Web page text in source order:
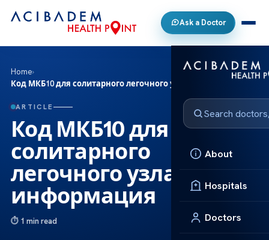
Ask a Doctor
About
Hospitals
Doctors
Home›
Код МКБ10 для солитарного легочного узла: информация
ARTICLE
Код МКБ10 для
солитарного
легочного узла:
информация
1 min read